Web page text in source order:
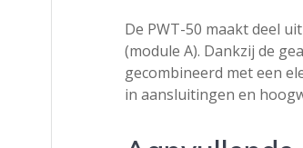
De PWT-50 maakt deel
(module A). Dankzij de
gecombineerd met een
in aansluitingen en